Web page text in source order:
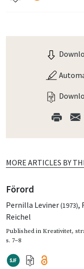
MORE ARTICLES BY
Förord
Pernilla Leviner(1973),
Reichel
Published inKreativitet,
s. 7–8